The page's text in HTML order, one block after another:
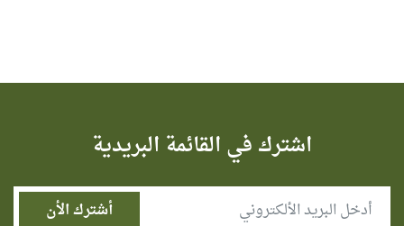
اشترك في القائمة البريدية